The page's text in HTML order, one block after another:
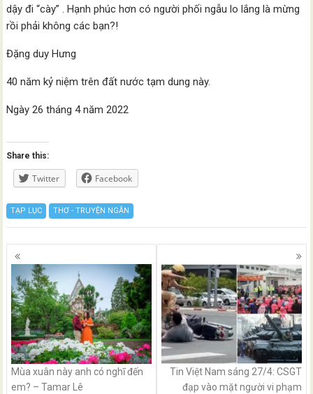
dậy đi “cày” . Hạnh phúc hơn có người phối ngẫu lo lắng là mừng
rồi phải không các bạn?!
Đặng duy Hưng
40 năm kỷ niệm trên đất nước tạm dung này.
Ngày 26 tháng 4 năm 2022
Share this:
Twitter Facebook
TẠP LỤC THƠ - TRUYỆN NGẮN
Posts
navigation
Mùa xuân này anh có nghĩ đến
em? – Tamar Lê
Tin Việt Nam sáng 27/4: CSGT
đạp vào mặt người vi phạm